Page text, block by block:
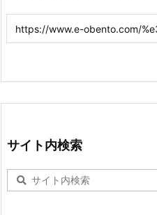
サイト内検索